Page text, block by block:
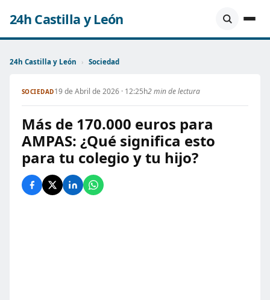
24h Castilla y León
24h Castilla y León › Sociedad
SOCIEDAD19 de Abril de 2026 · 12:25h2 min de lectura
Más de 170.000 euros para
AMPAS: ¿Qué significa esto
para tu colegio y tu hijo?